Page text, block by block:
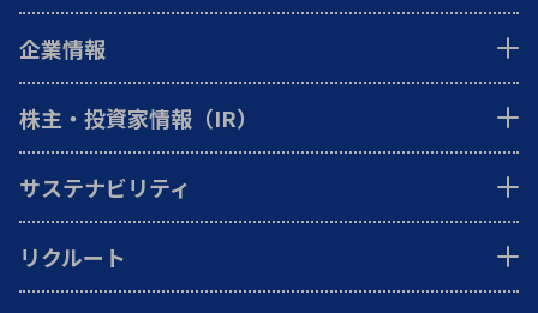
企業情報
株主・投資家情報（IR）
サステナビリティ
リクルート